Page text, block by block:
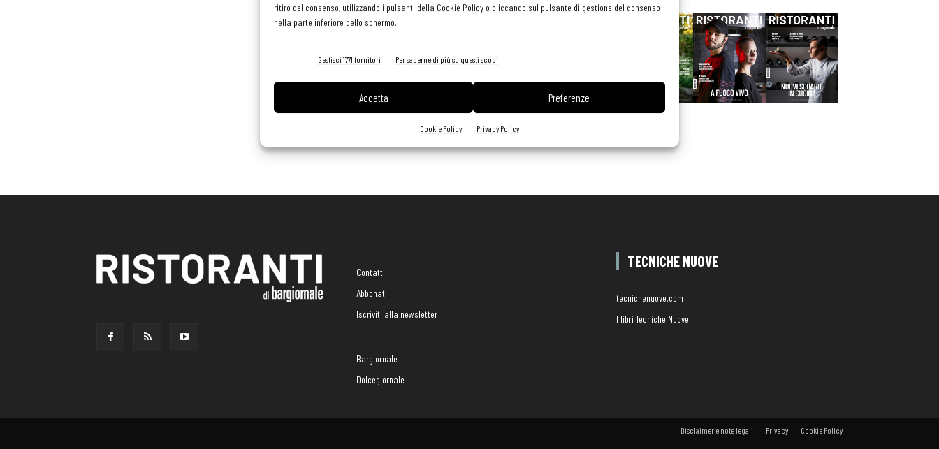
ritiro del consenso, utilizzando i pulsanti della Cookie Policy o cliccando sul pulsante di gestione del consenso
nella parte inferiore dello schermo.
Gestisci 1771 fornitori Per saperne di più su questi scopi
Accetta Preferenze
Cookie Policy Privacy Policy
Contatti
Abbonati
Iscriviti alla newsletter
Bargiornale
Dolcegiornale
TECNICHE NUOVE
tecnichenuove.com
I libri Tecniche Nuove
Disclaimer e note legali Privacy Cookie Policy